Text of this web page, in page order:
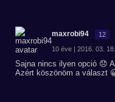
maxrobi94 12
10 éve | 2016. 03.
Sajna nincs ilyen opció 😞
Azért köszönöm a választ